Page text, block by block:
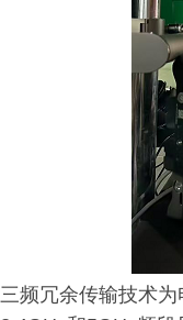
三频冗余传输技术